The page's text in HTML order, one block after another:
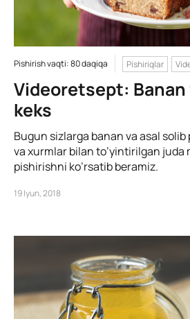
Pishirish vaqti: 80 daqiqa Pishiriqlar
Videoretsept: Banan
keks
Bugun sizlarga banan va asal solib
va xurmlar bilan to’yintirilgan juda
pishirishni ko’rsatib beramiz.
19 Iyun, 2018